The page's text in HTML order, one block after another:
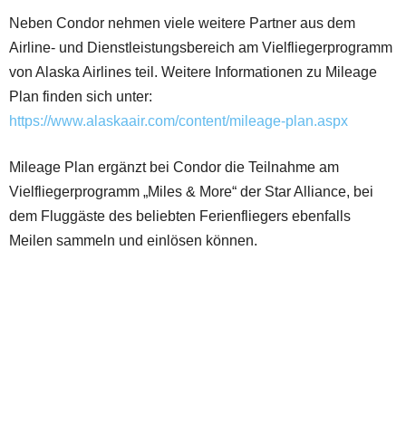
Neben Condor nehmen viele weitere Partner aus dem
Airline- und Dienstleistungsbereich am Vielfliegerprogramm
von Alaska Airlines teil. Weitere Informationen zu Mileage
Plan finden sich unter:
https://www.alaskaair.com/content/mileage-plan.aspx
Mileage Plan ergänzt bei Condor die Teilnahme am
Vielfliegerprogramm „Miles & More“ der Star Alliance, bei
dem Fluggäste des beliebten Ferienfliegers ebenfalls
Meilen sammeln und einlösen können.